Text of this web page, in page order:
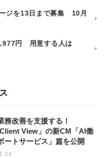
ジを13日まで募集 10月
円 用意する人は
務改善を支援する！
Client View」の新CM「AI働
ートサービス」篇を公開